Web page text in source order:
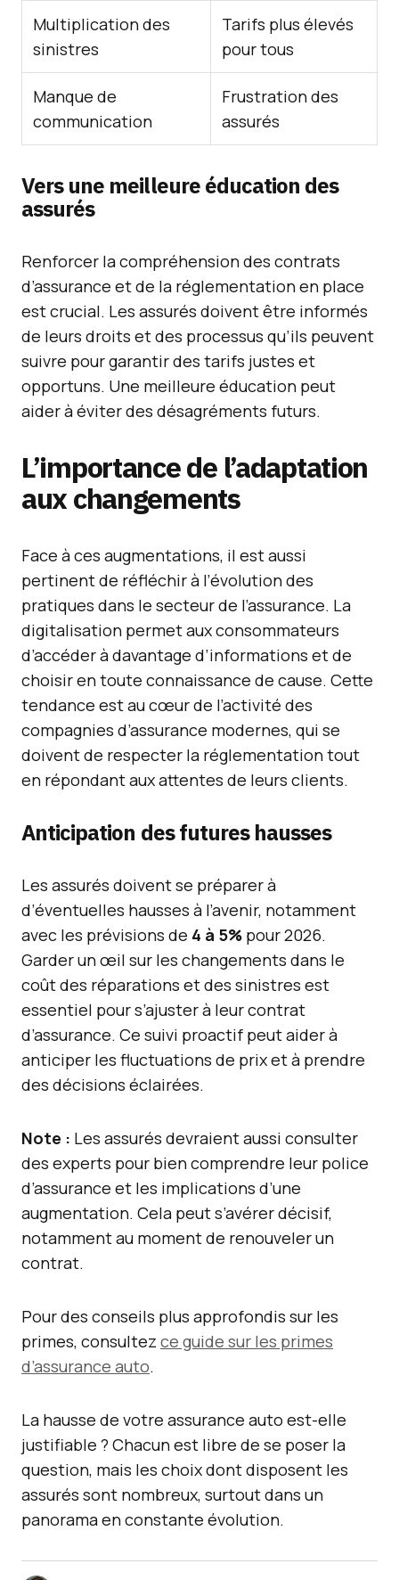
Multiplication des
sinistres
Tarifs plus élevés
pour tous
Manque de
communication
Frustration des
assurés
Vers une meilleure éducation des
assurés
Renforcer la compréhension des contrats
d’assurance et de la réglementation en place
est crucial. Les assurés doivent être informés
de leurs droits et des processus qu’ils peuvent
suivre pour garantir des tarifs justes et
opportuns. Une meilleure éducation peut
aider à éviter des désagréments futurs.
L’importance de l’adaptation
aux changements
Face à ces augmentations, il est aussi
pertinent de réfléchir à l’évolution des
pratiques dans le secteur de l’assurance. La
digitalisation permet aux consommateurs
d’accéder à davantage d’informations et de
choisir en toute connaissance de cause. Cette
tendance est au cœur de l’activité des
compagnies d’assurance modernes, qui se
doivent de respecter la réglementation tout
en répondant aux attentes de leurs clients.
Anticipation des futures hausses
Les assurés doivent se préparer à
d’éventuelles hausses à l’avenir, notamment
avec les prévisions de 4 à 5% pour 2026.
Garder un œil sur les changements dans le
coût des réparations et des sinistres est
essentiel pour s’ajuster à leur contrat
d’assurance. Ce suivi proactif peut aider à
anticiper les fluctuations de prix et à prendre
des décisions éclairées.
Note : Les assurés devraient aussi consulter
des experts pour bien comprendre leur police
d’assurance et les implications d’une
augmentation. Cela peut s’avérer décisif,
notamment au moment de renouveler un
contrat.
Pour des conseils plus approfondis sur les
primes, consultez ce guide sur les primes
d’assurance auto.
La hausse de votre assurance auto est-elle
justifiable ? Chacun est libre de se poser la
question, mais les choix dont disposent les
assurés sont nombreux, surtout dans un
panorama en constante évolution.